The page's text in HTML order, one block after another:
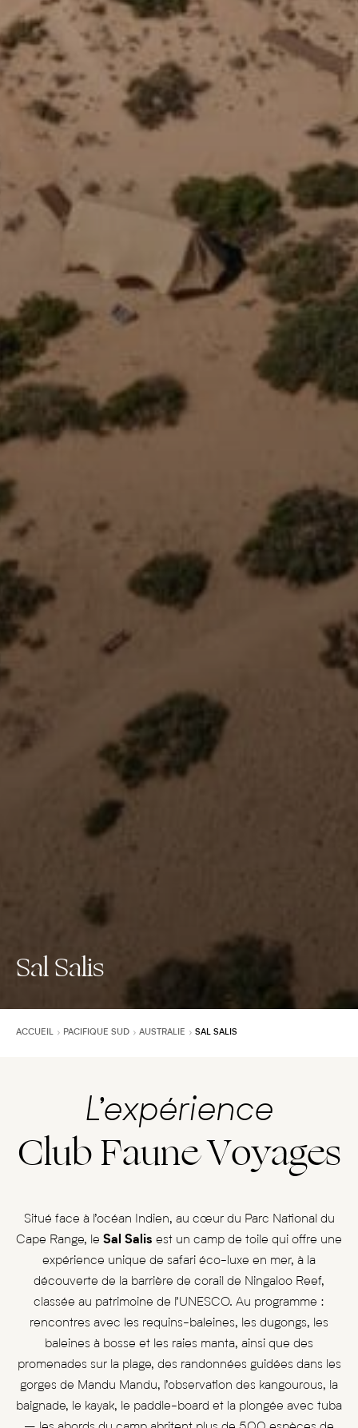
Sal Salis
ACCUEIL PACIFIQUE SUD AUSTRALIE SAL SALIS
L’expérience
Club Faune Voyages
Situé face à l’océan Indien, au cœur du Parc National du
Cape Range, le Sal Salis est un camp de toile qui offre une
expérience unique de safari éco-luxe en mer, à la
découverte de la barrière de corail de Ningaloo Reef,
classée au patrimoine de l’UNESCO. Au programme :
rencontres avec les requins-baleines, les dugongs, les
baleines à bosse et les raies manta, ainsi que des
promenades sur la plage, des randonnées guidées dans les
gorges de Mandu Mandu, l’observation des kangourous, la
baignade, le kayak, le paddle-board et la plongée avec tuba